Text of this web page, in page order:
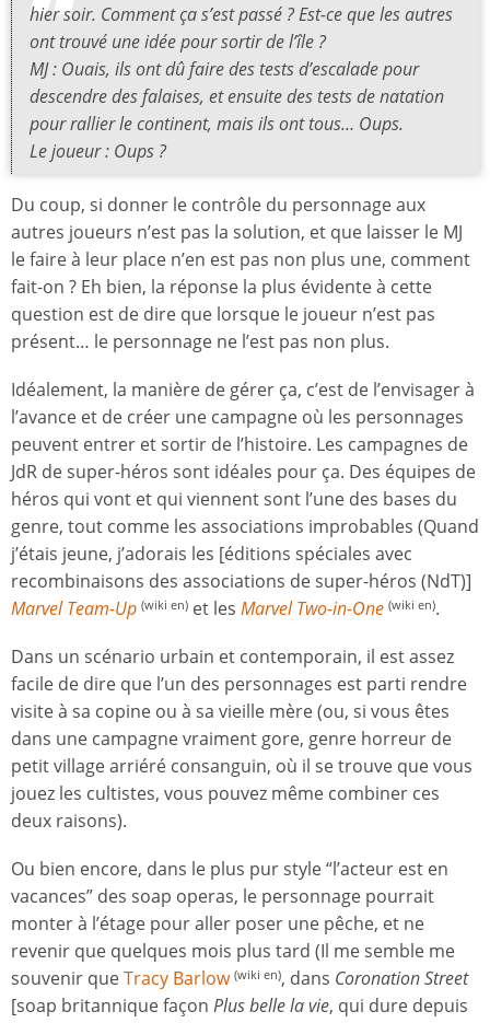
hier soir. Comment ça s’est passé ? Est-ce que les autres
ont trouvé une idée pour sortir de l’île ?
MJ : Ouais, ils ont dû faire des tests d’escalade pour
descendre des falaises, et ensuite des tests de natation
pour rallier le continent, mais ils ont tous… Oups.
Le joueur : Oups ?
Du coup, si donner le contrôle du personnage aux
autres joueurs n’est pas la solution, et que laisser le MJ
le faire à leur place n’en est pas non plus une, comment
fait-on ? Eh bien, la réponse la plus évidente à cette
question est de dire que lorsque le joueur n’est pas
présent… le personnage ne l’est pas non plus.
Idéalement, la manière de gérer ça, c’est de l’envisager à
l’avance et de créer une campagne où les personnages
peuvent entrer et sortir de l’histoire. Les campagnes de
JdR de super-héros sont idéales pour ça. Des équipes de
héros qui vont et qui viennent sont l’une des bases du
genre, tout comme les associations improbables (Quand
j’étais jeune, j’adorais les [éditions spéciales avec
recombinaisons des associations de super-héros (NdT)]
Marvel Team-Up (wiki en) et les Marvel Two-in-One (wiki en).
Dans un scénario urbain et contemporain, il est assez
facile de dire que l’un des personnages est parti rendre
visite à sa copine ou à sa vieille mère (ou, si vous êtes
dans une campagne vraiment gore, genre horreur de
petit village arriéré consanguin, où il se trouve que vous
jouez les cultistes, vous pouvez même combiner ces
deux raisons).
Ou bien encore, dans le plus pur style “l’acteur est en
vacances” des soap operas, le personnage pourrait
monter à l’étage pour aller poser une pêche, et ne
revenir que quelques mois plus tard (Il me semble me
souvenir queTracy Barlow (wiki en), dans Coronation Street
[soap britannique façon Plus belle la vie, qui dure depuis